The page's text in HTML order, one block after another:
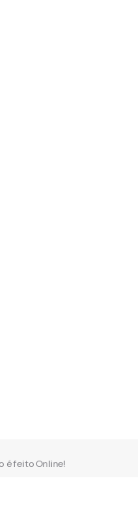
é feito Online!